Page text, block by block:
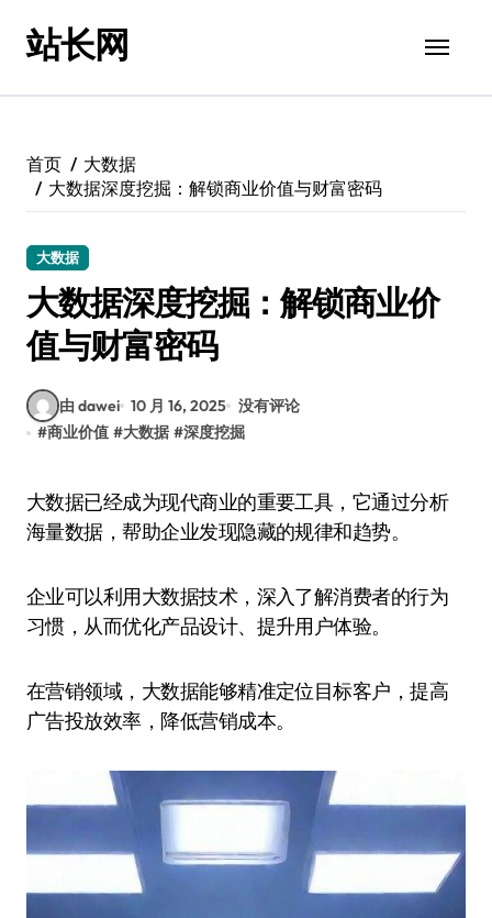
站长网
首页
大数据
大数据深度挖掘：解锁商业价值与财富密码
大数据
大数据深度挖掘：解锁商业价
值与财富密码
由 dawei 10 月 16, 2025 没有评论
#商业价值 #大数据 #深度挖掘
大数据已经成为现代商业的重要工具，它通过分析
海量数据，帮助企业发现隐藏的规律和趋势。
企业可以利用大数据技术，深入了解消费者的行为
习惯，从而优化产品设计、提升用户体验。
在营销领域，大数据能够精准定位目标客户，提高
广告投放效率，降低营销成本。